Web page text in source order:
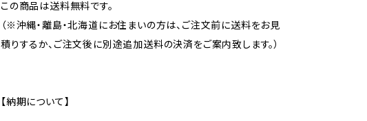
この商品は送料無料です。
（※沖縄・離島・北海道にお住まいの方は、ご注文前に送料をお見
積りするか、ご注文後に別途追加送料の決済をご案内致します。）
【納期について】